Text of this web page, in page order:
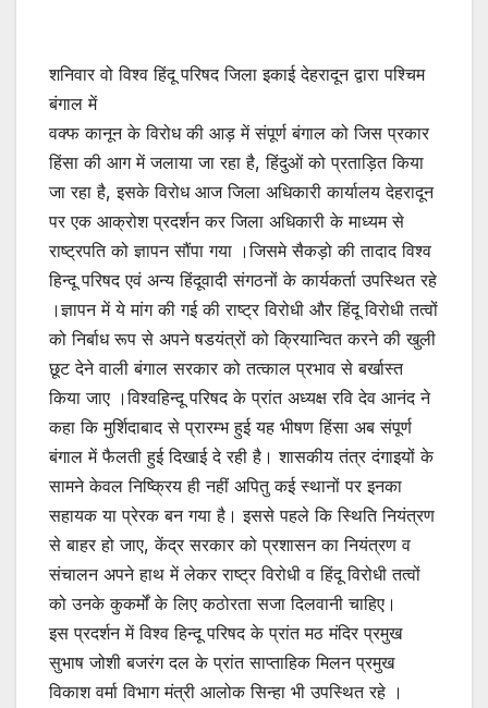
s
A
p
p
e
o
o
k
er
शनिवार वो विश्व हिंदू परिषद जिला इकाई देहरादून द्वारा पश्चिम
बंगाल में
वक्फ कानून के विरोध की आड़ में संपूर्ण बंगाल को जिस प्रकार
हिंसा की आग में जलाया जा रहा है, हिंदुओं को प्रताड़ित किया
जा रहा है, इसके विरोध आज जिला अधिकारी कार्यालय देहरादून
पर एक आक्रोश प्रदर्शन कर जिला अधिकारी के माध्यम से
राष्ट्रपति को ज्ञापन सौंपा गया ।जिसमे सैकड़ो की तादाद विश्व
हिन्दू परिषद एवं अन्य हिंदूवादी संगठनों के कार्यकर्ता उपस्थित रहे
।ज्ञापन में ये मांग की गई की राष्ट्र विरोधी और हिंदू विरोधी तत्वों
को निर्बाध रूप से अपने षडयंत्रों को क्रियान्वित करने की खुली
छूट देने वाली बंगाल सरकार को तत्काल प्रभाव से बर्खास्त
किया जाए ।विश्वहिन्दू परिषद के प्रांत अध्यक्ष रवि देव आनंद ने
कहा कि मुर्शिदाबाद से प्रारम्भ हुई यह भीषण हिंसा अब संपूर्ण
बंगाल में फैलती हुई दिखाई दे रही है। शासकीय तंत्र दंगाइयों के
सामने केवल निष्क्रिय ही नहीं अपितु कई स्थानों पर इनका
सहायक या प्रेरक बन गया है। इससे पहले कि स्थिति नियंत्रण
से बाहर हो जाए, केंद्र सरकार को प्रशासन का नियंत्रण व
संचालन अपने हाथ में लेकर राष्ट्र विरोधी व हिंदू विरोधी तत्वों
को उनके कुकर्मों के लिए कठोरता सजा दिलवानी चाहिए।
इस प्रदर्शन में विश्व हिन्दू परिषद के प्रांत मठ मंदिर प्रमुख
सुभाष जोशी बजरंग दल के प्रांत साप्ताहिक मिलन प्रमुख
विकाश वर्मा विभाग मंत्री आलोक सिन्हा भी उपस्थित रहे ।